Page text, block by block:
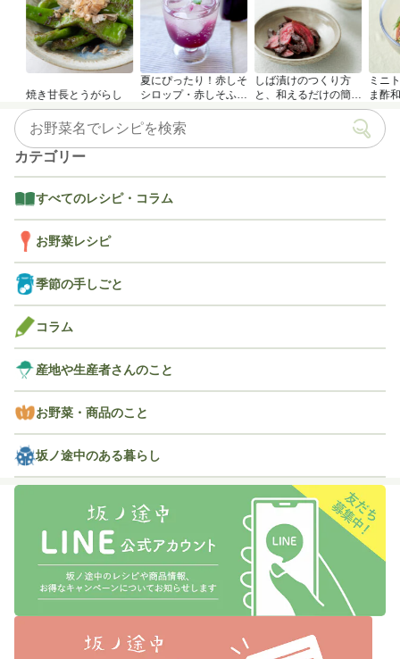
焼き甘長とうがらし
夏にぴったり！赤しそ
シロップ・赤しそふり
かけのつくり方
しば漬けのつくり方
と、和えるだけの簡単
アレンジレシピ
ミニ
ま酢
カテゴリー
すべてのレシピ・コラム
お野菜レシピ
季節の手しごと
コラム
産地や生産者さんのこと
お野菜・商品のこと
坂ノ途中のある暮らし